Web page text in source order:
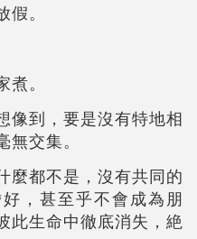
。
。
像到，要是沒有特地相
交集。
麼都不是，沒有共同的
，甚至乎不會成為朋
此生命中徹底消失，絶